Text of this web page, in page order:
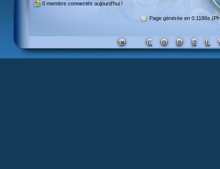
0 membre connectés aujourd'hui !
Page générée en 0.1186s